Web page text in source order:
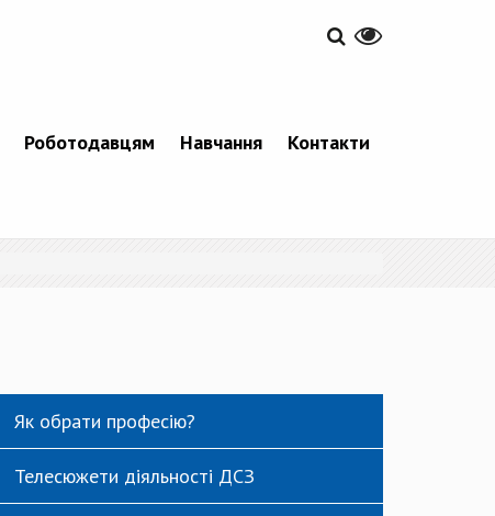
Роботодавцям Навчання Контакти
Як обрати професію?
Телесюжети діяльності ДСЗ